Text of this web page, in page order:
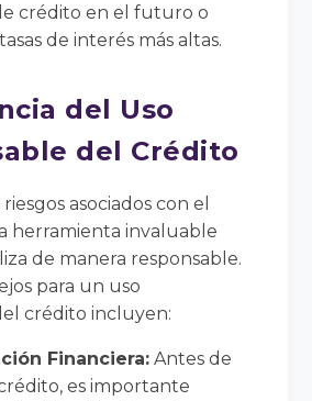
crédito en el futuro o
de interés más altas.
del Uso
del Crédito
asociados con el
herramienta invaluable
de manera responsable.
para un uso
crédito incluyen:
Financiera: Antes de
es importante